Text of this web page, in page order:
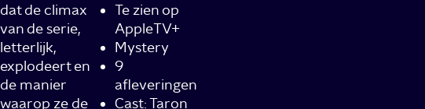
dat de climax
van de serie,
letterlijk,
explodeert en
de manier
waarop ze de
Te zien op
AppleTV+
Mystery
9
afleveringen
Cast: Taron